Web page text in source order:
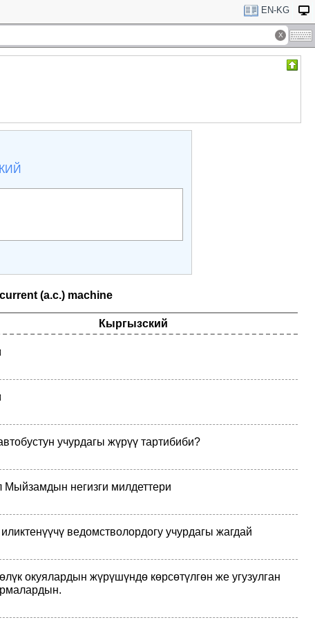
EN-KG
(a.c.) machine
Кыргызский
учурдагы жүрүү тартибиби?
Мыйзамдын негизги милдеттери
ведомстволордогу учурдагы жагдай
окуялардын жүрүшүндө көрсөтүлгөн же угузулган